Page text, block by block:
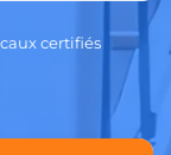
certifiés